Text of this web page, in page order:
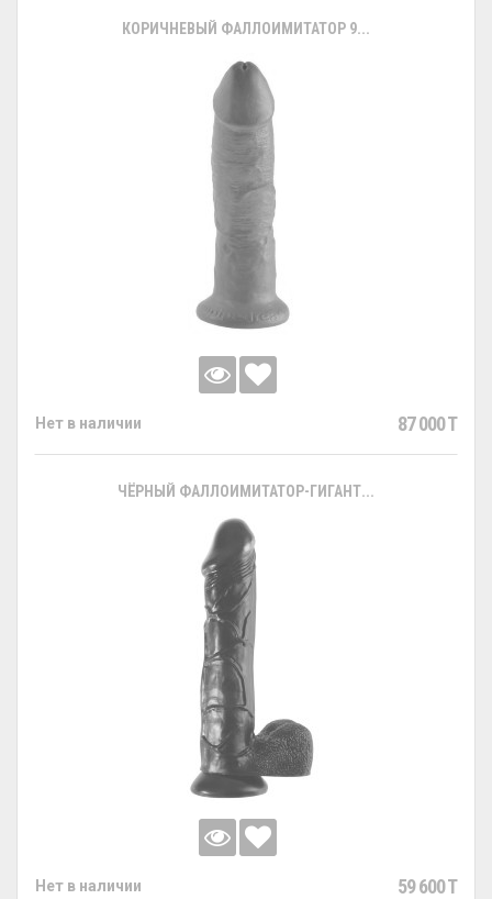
КОРИЧНЕВЫЙ ФАЛЛОИМИТАТОР 9...
Нет в наличии 87 000 T
ЧЁРНЫЙ ФАЛЛОИМИТАТОР-ГИГАНТ...
Нет в наличии 59 600 T